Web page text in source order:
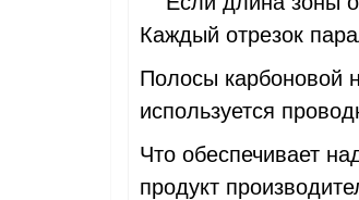
Каждый отрезок
Полосы карбоновой
используется
Что обеспечивает
продукт